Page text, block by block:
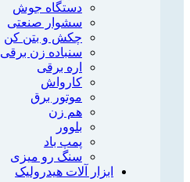
دستگاه جوش
سشوار صنعتی
چکش و بتن کن
سنباده زن برقی
اره برقی
کارواش
موتور برق
هم زن
بلوور
پمپ باد
سنگ رو میزی
ابزار آلات هیدرولیک